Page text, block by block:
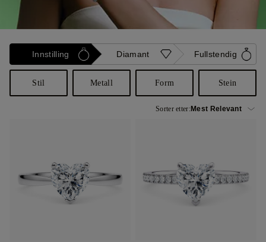
Innstilling Diamant Fullstendig
Stil Metall Form Stein
Sorter etter: